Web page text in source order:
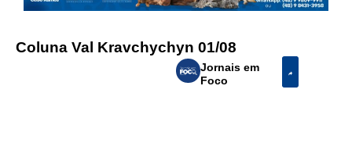
Coluna Val Kravchychyn 01/08
Jornais em
Foco